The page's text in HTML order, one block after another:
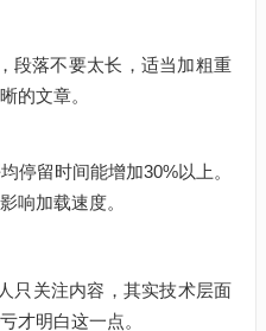
段落不要太长，适当加粗重
的文章。
停留时间能增加30%以上。
响加载速度。
只关注内容，其实技术层面
才明白这一点。